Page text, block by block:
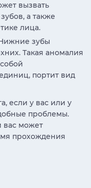
вызвать
а также
лица.
зубы
Такая аномалия
портит вид
если у вас или у
проблемы.
вас может
прохождения